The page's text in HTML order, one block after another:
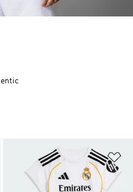
do zoznamu želaných